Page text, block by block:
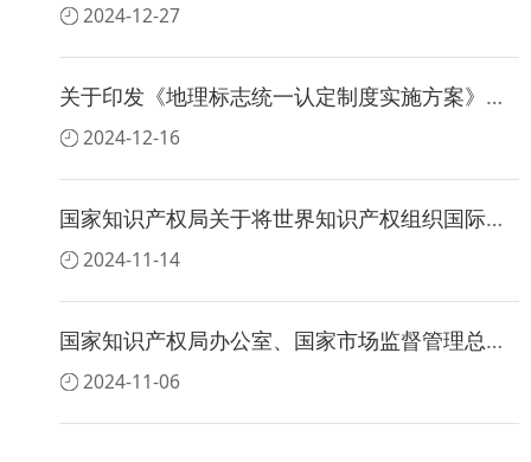
2024-12-27
关于印发《地理标志统一认定制度实施方案》的通知
2024-12-16
国家知识产权局关于将世界知识产权组织国际局通报的33件标志初步纳入官方标志保护的公告（第604号）
2024-11-14
国家知识产权局办公室、国家市场监督管理总局办公厅联合印发《关于做好知识产权领域信用监管工作的通知》
2024-11-06